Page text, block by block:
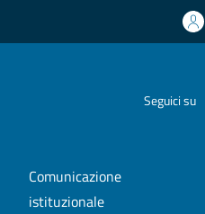
Seguici su
Comunicazione
istituzionale